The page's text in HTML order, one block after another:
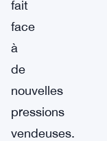
fait
face
à
de
nouvelles
pressions
vendeuses.